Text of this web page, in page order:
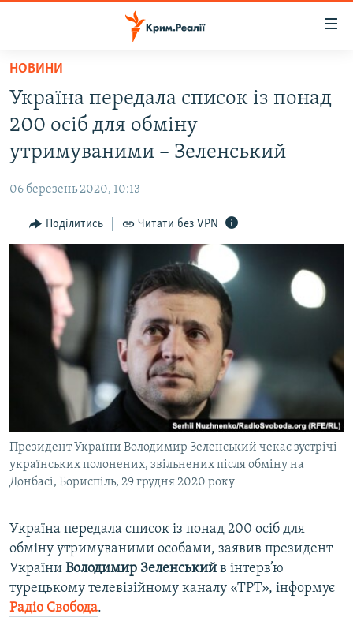
Перейти
основного
матеріалу
до
основної
навігації
Перейти
до
пошуку
ВОДА.КРИМ
БЛОГИ
ПОГЛЯД
ІНТЕРВ'Ю
ВСЕ ЗА ДЕНЬ
СПЕЦПРОЕКТИ
ДЕПОРТАЦІЯ
ВІДЕОУРОКИ «ELIFBE»
СВІДЧЕННЯ ОКУПАЦІЇ
УКРАЇНСЬКА ПРОБЛЕМА КРИМУ
ІНФОГРАФІКА
ЯК ОБІЙТИ БЛОКУВАННЯ
Qırımtatar
ДОЛУЧАЙСЯ!
Усі сайти RFE/RL
НОВИНИ
Україна передала список із понад
200 осіб для обміну
утримуваними – Зеленський
06 березень 2020, 10:13
Поділитись Читати без VPN
Президент України Володимир Зеленський чекає зустрічі
українських полонених, звільнених після обміну на
Донбасі, Бориспіль, 29 грудня 2020 року
Україна передала список із понад 200 осіб для
обміну утримуваними особами, заявив президент
України Володимир Зеленський в інтерв’ю
турецькому телевізійному каналу «ТРТ», інформує
Радіо Свобода.